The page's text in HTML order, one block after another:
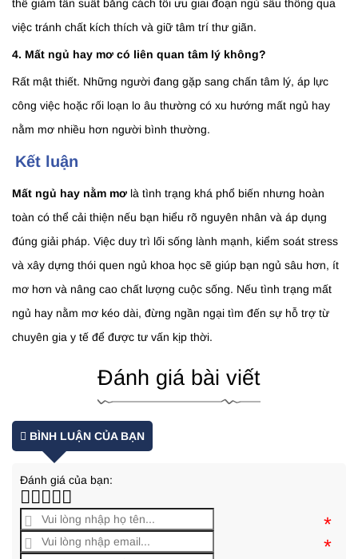
thể giảm tần suất bằng cách tối ưu giai đoạn ngủ sâu thông qua
việc tránh chất kích thích và giữ tâm trí thư giãn.
4. Mất ngủ hay mơ có liên quan tâm lý không?
Rất mật thiết. Những người đang gặp sang chấn tâm lý, áp lực
công việc hoặc rối loạn lo âu thường có xu hướng mất ngủ hay
nằm mơ nhiều hơn người bình thường.
Kết luận
Mất ngủ hay nằm mơ là tình trạng khá phổ biến nhưng hoàn
toàn có thể cải thiện nếu bạn hiểu rõ nguyên nhân và áp dụng
đúng giải pháp. Việc duy trì lối sống lành mạnh, kiểm soát stress
và xây dựng thói quen ngủ khoa học sẽ giúp bạn ngủ sâu hơn, ít
mơ hơn và nâng cao chất lượng cuộc sống. Nếu tình trạng mất
ngủ hay nằm mơ kéo dài, đừng ngần ngại tìm đến sự hỗ trợ từ
chuyên gia y tế để được tư vấn kịp thời.
Đánh giá bài viết
BÌNH LUẬN CỦA BẠN
Đánh giá của bạn:
*
*